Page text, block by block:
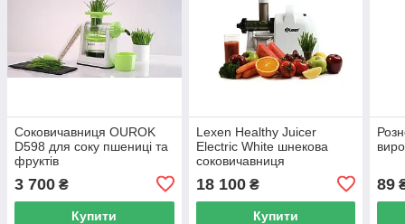
Соковичавниця OUROK
D598 для соку пшениці та
фруктів
3 700 ₴
Купити
Lexen Healthy Juicer
Electric White шнекова
соковичавниця
18 100₴
Купити
89